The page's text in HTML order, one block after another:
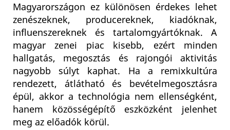
Magyarországon ez különösen érdekes lehet
zenészeknek, producereknek, kiadóknak,
influenszereknek és tartalomgyártóknak. A
magyar zenei piac kisebb, ezért minden
hallgatás, megosztás és rajongói aktivitás
nagyobb súlyt kaphat. Ha a remixkultúra
rendezett, átlátható és bevételmegosztásra
épül, akkor a technológia nem ellenségként,
hanem közösségépítő eszközként jelenhet
meg az előadók körül.